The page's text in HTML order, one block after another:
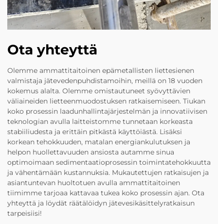
Ota yhteyttä
Olemme ammattitaitoinen epämetallisten liettesienen
valmistaja jätevedenpuhdistamoihin, meillä on 18 vuoden
kokemus alalta. Olemme omistautuneet syövyttävien
väliaineiden lietteenmuodostuksen ratkaisemiseen. Tiukan
koko prosessin laadunhallintajärjestelmän ja innovatiivisen
teknologian avulla laitteistomme tunnetaan korkeasta
stabiiliudesta ja erittäin pitkästä käyttöiästä. Lisäksi
korkean tehokkuuden, matalan energiankulutuksen ja
helpon huollettavuuden ansiosta autamme sinua
optimoimaan sedimentaatioprosessin toimintatehokkuutta
ja vähentämään kustannuksia. Mukautettujen ratkaisujen ja
asiantuntevan huoltotuen avulla ammattitaitoinen
tiimimme tarjoaa kattavaa tukea koko prosessin ajan. Ota
yhteyttä ja löydät räätälöidyn jätevesikäsittelyratkaisun
tarpeisiisi!